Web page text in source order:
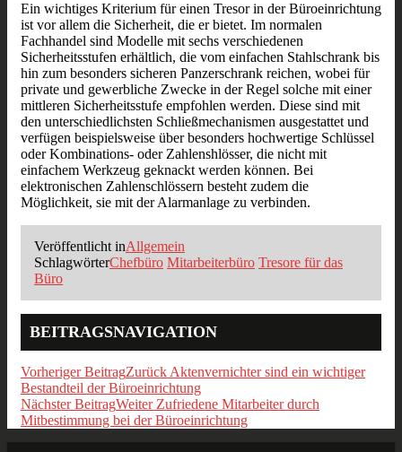
Ein wichtiges Kriterium für einen Tresor in der Büroeinrichtung
ist vor allem die Sicherheit, die er bietet. Im normalen
Fachhandel sind Modelle mit sechs verschiedenen
Sicherheitsstufen erhältlich, die vom einfachen Stahlschrank bis
hin zum besonders sicheren Panzerschrank reichen, wobei für
private und gewerbliche Zwecke in der Regel solche mit einer
mittleren Sicherheitsstufe empfohlen werden. Diese sind mit
den unterschiedlichsten Schließmechanismen ausgestattet und
verfügen beispielsweise über besonders hochwertige Schlüssel
oder Kombinations- oder Zahlenshlösser, die nicht mit
einfachem Werkzeug geknackt werden können. Bei
elektronischen Zahlenschlössern besteht zudem die
Möglichkeit, sie mit der Alarmanlage zu verbinden.
Veröffentlicht inAllgemein
SchlagwörterChefbüro Mitarbeiterbüro Tresore für das
Büro
BEITRAGSNAVIGATION
Vorheriger BeitragZurück Aktenvernichter sind ein wichtiger
Bestandteil der Büroeinrichtung
Nächster BeitragWeiter Zufriedene Mitarbeiter durch
Mitbestimmung bei der Büroeinrichtung